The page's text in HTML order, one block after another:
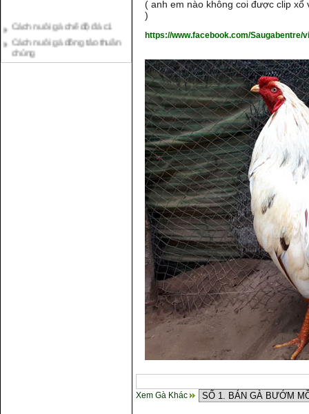
Cách nuôi gà đông tảo thuần
chủng
Kỹ thuật nuôi gà con mới nở
( anh em nào không coi được clip xổ
)
https://www.facebook.com/Saugabentre/
Xem Gà Khác